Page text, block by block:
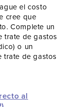
el costo
cree que
Complete un
trate de gastos
o un
trate de gastos
al